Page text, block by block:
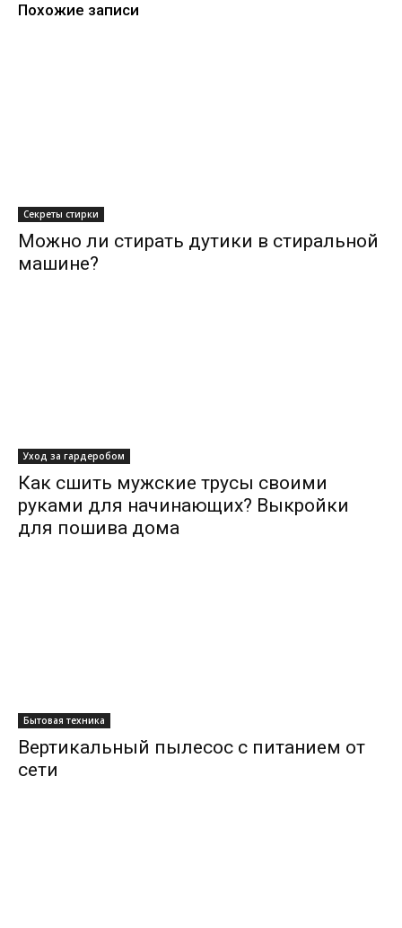
Похожие записи
Секреты стирки
Можно ли стирать дутики в стиральной
машине?
Уход за гардеробом
Как сшить мужские трусы своими
руками для начинающих? Выкройки
для пошива дома
Бытовая техника
Вертикальный пылесос с питанием от
сети